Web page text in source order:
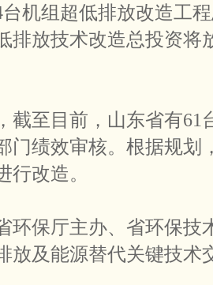
机组超低排放改造工
排放技术改造总投资将
至目前，山东省有61
门绩效审核。根据规划
行改造。
保厅主办、省环保技
放及能源替代关键技术